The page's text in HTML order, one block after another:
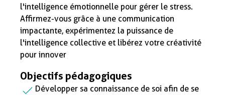
l'intelligence émotionnelle pour gérer le stress.
Affirmez-vous grâce à une communication
impactante, expérimentez la puissance de
l'intelligence collective et libérez votre créativité
pour innover
Objectifs pédagogiques
Développer sa connaissance de soi afin de se